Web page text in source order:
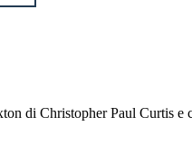
di Christopher Paul Curtis e